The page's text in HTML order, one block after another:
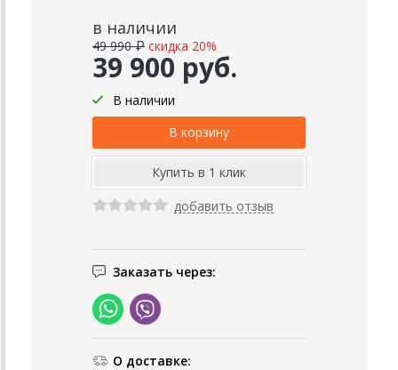
в наличии
39 900 руб.
49 990 ₽ скидка 20%
В наличии
добавить отзыв
Заказать через:
О доставке: